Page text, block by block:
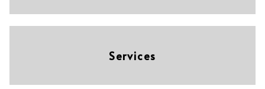
Services